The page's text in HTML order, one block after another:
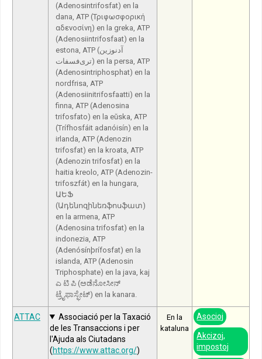
(Adenosintrifosfat) en la
dana, ATP (Τριφωσφορική
αδενοσίνη) en la greka, ATP
(Adenosiintrifosfaat) en la
estona, ATP (آدنوزین
تری‌فسفات) en la persa, ATP
(Adenosintriphosphat) en la
nordfrisa, ATP
(Adenosiinitrifosfaatti) en la
finna, ATP (Adenosina
trifosfato) en la eŭska, ATP
(Trífhosfáit adanóisín) en la
irlanda, ATP (Adenozin
trifosfat) en la kroata, ATP
(Adenozin trifosfat) en la
haitia kreolo, ATP (Adenozin-
trifoszfát) en la hungara,
ԱԵՖ
(Ադենոզինեռֆոսֆատ)
en la armena, ATP
(Adenosina trifosfat) en la
indonezia, ATP
(Adenósínþrífosfat) en la
islanda, ATP (Adenosin
Triphosphate) en la java, kaj
ಎ ಟಿ ಪಿ (ಅಡೆನೋಸೀನ್
ಟ್ರೈಫಾಸ್ಫೇಟ್) en la kanara.
ATTAC
Associació per la Taxació
de les Transaccions i per
l'Ajuda als Ciutadans
(https://www.attac.org/)
En la
kataluna
Asocioj
Akcizoj,
impostoj